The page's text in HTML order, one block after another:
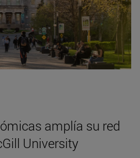
amplía su red
University